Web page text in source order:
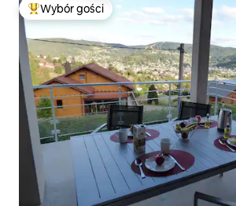
Najpopularniejsze z kategorii Wybór gości
Wybór gości